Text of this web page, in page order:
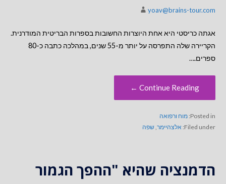
yoav@brains-tour.com
אגתה כריסטי היא אחת היוצרות החשובות בספרות הבריטית המודרנית.
הקריירה שלה התפרסה על יותר מ-55 שנים, במהלכה כתבה כ-80
ספרים.…
Continue Reading ←
Posted in: מוח ורפואה
Filed under: אלצהיימר,שפה
הדמנציה שהיא "ההפך הגמור